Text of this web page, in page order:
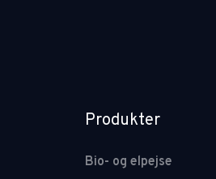
Produkter
Bio- og elpejse